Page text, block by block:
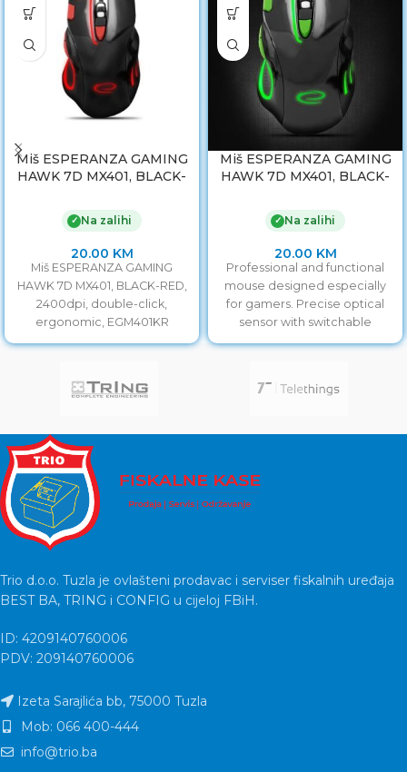
Miš ESPERANZA GAMING
HAWK 7D MX401, BLACK-
click, ergonomic,
EGM401KR
✓ Na zalihi
20.00 KM
Miš ESPERANZA GAMING
HAWK 7D MX401, BLACK-RED,
2400dpi, double-click,
ergonomic, EGM401KR
Miš ESPERANZA GAMING
HAWK 7D MX401, BLACK-
click, ergonomic,
EGM401KG
✓ Na zalihi
20.00 KM
Professional and functional
mouse designed especially
for gamers. Precise optical
sensor with switchable
resolution of
Trio d.o.o. Tuzla je ovlašteni prodavac i serviser fiskalnih uređaja
BEST BA, TRING i CONFIG u cijeloj FBiH.
ID: 4209140760006
PDV: 209140760006
Izeta Sarajlića bb, 75000 Tuzla
Mob: 066 400-444
info@trio.ba